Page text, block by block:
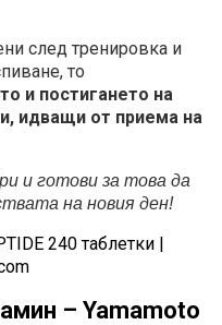
след тренировка и
то
и постигането на
идващи от приема на
и готови за това да
на новия ден!
–Yamamoto